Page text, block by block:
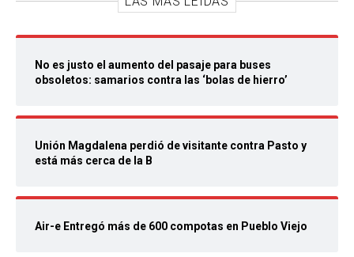
No es justo el aumento del pasaje para buses
obsoletos: samarios contra las ‘bolas de hierro’
Unión Magdalena perdió de visitante contra Pasto y
está más cerca de la B
Air-e Entregó más de 600 compotas en Pueblo Viejo